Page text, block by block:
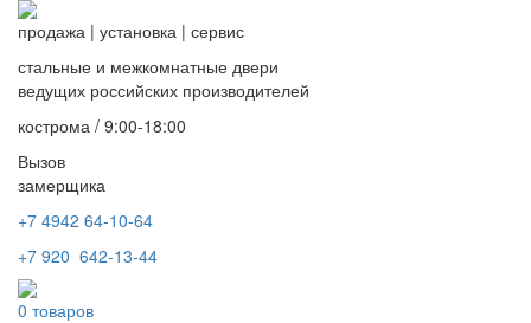
продажа | установка | сервис
стальные и межкомнатные двери
ведущих российских производителей
кострома / 9:00-18:00
Вызов
замерщика
+7 4942 64-10-64
+7 920 642-13-44
0 товаров